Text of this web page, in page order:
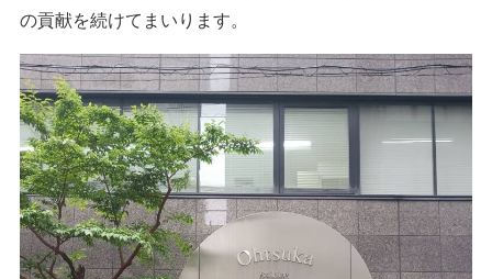
の貢献を続けてまいります。